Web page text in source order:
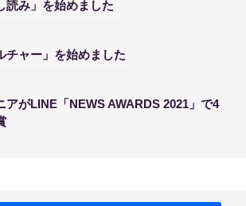
読み」を始めました
チャー」を始めました
アがLINE「NEWS AWARDS 2021」で4